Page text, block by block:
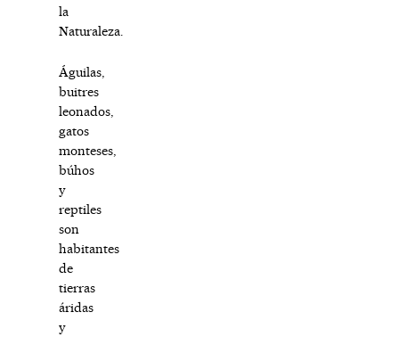
la
Naturaleza.
Águilas,
buitres
leonados,
gatos
monteses,
búhos
y
reptiles
son
habitantes
de
tierras
áridas
y